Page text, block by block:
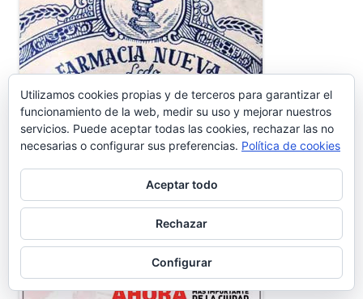
Utilizamos cookies propias y de terceros para garantizar el
funcionamiento de la web, medir su uso y mejorar nuestros
servicios. Puede aceptar todas las cookies, rechazar las no
necesarias o configurar sus preferencias. Política de cookies
Aceptar todo
Rechazar
Configurar